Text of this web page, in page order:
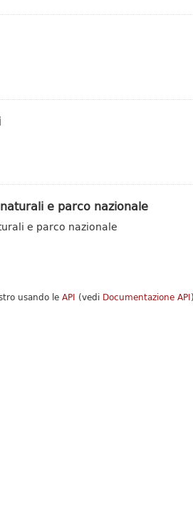
e parco nazionale
e parco nazionale
usando le API (vedi Documentazione API